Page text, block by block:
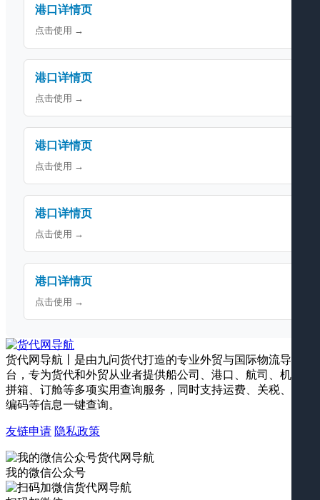
港口详情页
点击使用 →
港口详情页
点击使用 →
港口详情页
点击使用 →
港口详情页
点击使用 →
港口详情页
点击使用 →
货代网导航丨是由九问货代打造的专业外贸与国际物流导航平
台，专为货代和外贸从业者提供船公司、港口、航司、机场、
拼箱、订舱等多项实用查询服务，同时支持运费、关税、海关
编码等信息一键查询。
友链申请 隐私政策
我的微信公众号